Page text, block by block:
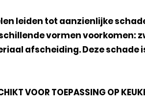
leiden tot aanzienlijke
vormen voorkomen:
afscheiding. Deze schade
VOOR TOEPASSING OP